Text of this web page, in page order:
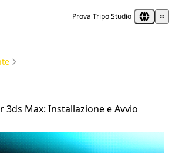
Prova Tripo Studio
3ds Max: Installazione e Avvio